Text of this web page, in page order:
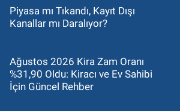
Piyasa mı Tıkandı, Kayıt Dışı
Kanallar mı Daralıyor?
Ağustos 2026 Kira Zam Oranı
%31,90 Oldu: Kiracı ve Ev Sahibi
İçin Güncel Rehber